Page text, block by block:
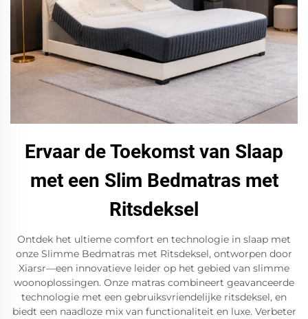
Ervaar de Toekomst van Slaap
met een Slim Bedmatras met
Ritsdeksel
Ontdek het ultieme comfort en technologie in slaap met
onze Slimme Bedmatras met Ritsdeksel, ontworpen door
Xiarsr—een innovatieve leider op het gebied van slimme
woonoplossingen. Onze matras combineert geavanceerde
technologie met een gebruiksvriendelijke ritsdeksel, en
biedt een naadloze mix van functionaliteit en luxe. Verbeter